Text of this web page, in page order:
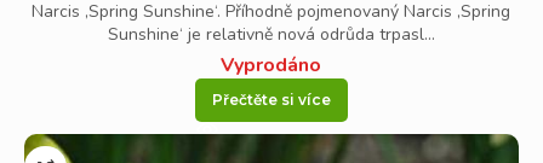
Narcis ‚Spring Sunshine‘. Příhodně pojmenovaný Narcis ‚Spring
Sunshine‘ je relativně nová odrůda trpasl...
Vyprodáno
Přečtěte si více